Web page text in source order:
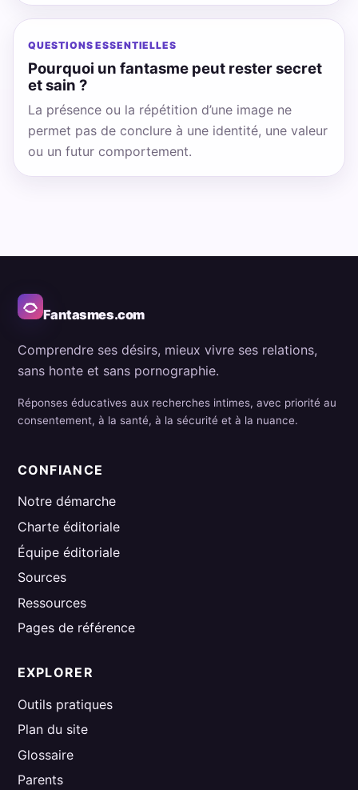
QUESTIONS ESSENTIELLES
Pourquoi un fantasme peut rester secret
et sain ?
La présence ou la répétition d’une image ne
permet pas de conclure à une identité, une valeur
ou un futur comportement.
Fantasmes.com
Comprendre ses désirs, mieux vivre ses relations,
sans honte et sans pornographie.
Réponses éducatives aux recherches intimes, avec priorité au
consentement, à la santé, à la sécurité et à la nuance.
CONFIANCE
Notre démarche
Charte éditoriale
Équipe éditoriale
Sources
Ressources
Pages de référence
EXPLORER
Outils pratiques
Plan du site
Glossaire
Parents